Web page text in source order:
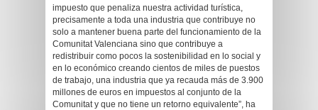
impuesto que penaliza nuestra actividad turística,
precisamente a toda una industria que contribuye no
solo a mantener buena parte del funcionamiento de la
Comunitat Valenciana sino que contribuye a
redistribuir como pocos la sostenibilidad en lo social y
en lo económico creando cientos de miles de puestos
de trabajo, una industria que ya recauda más de 3.900
millones de euros en impuestos al conjunto de la
Comunitat y que no tiene un retorno equivalente”, ha